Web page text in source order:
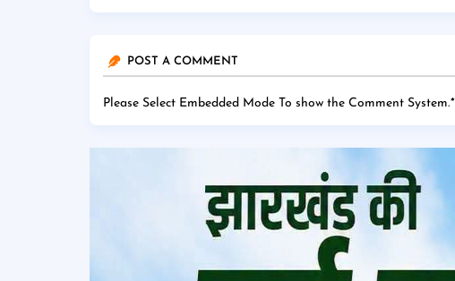
POST A COMMENT
Please Select Embedded Mode To show the Comment System.*